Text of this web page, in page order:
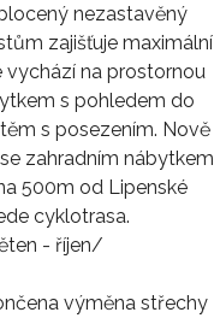
nezastavěný
zajišťuje maximální
na prostornou
s pohledem do
s posezením. Nově
zahradním nábytkem
500m od Lipenské
cyklotrasa.
- říjen/
výměna střechy